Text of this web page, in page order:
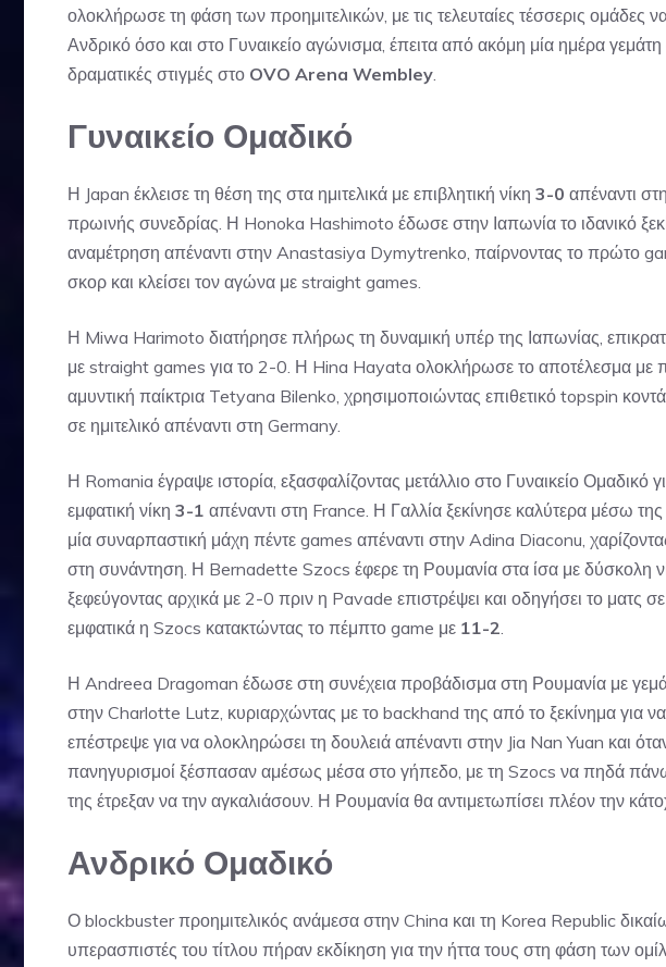
ολοκλήρωσε τη φάση των προημιτελικών, με τις τελευταίες τέσσερις ομάδες
Ανδρικό όσο και στο Γυναικείο αγώνισμα, έπειτα από ακόμη μία ημέρα
δραματικές στιγμές στο OVO Arena Wembley.
Γυναικείο Ομαδικό
Η Japan έκλεισε τη θέση της στα ημιτελικά με επιβλητική νίκη 3-0 απέναντι
πρωινής συνεδρίας. Η Honoka Hashimoto έδωσε στην Ιαπωνία το ιδανικό
αναμέτρηση απέναντι στην Anastasiya Dymytrenko, παίρνοντας το πρώτο
σκορ και κλείσει τον αγώνα με straight games.
Η Miwa Harimoto διατήρησε πλήρως τη δυναμική υπέρ της Ιαπωνίας,
με straight games για το 2-0. Η Hina Hayata ολοκλήρωσε το αποτέλεσμα με
αμυντική παίκτρια Tetyana Bilenko, χρησιμοποιώντας επιθετικό topspin κοντά
σε ημιτελικό απέναντι στη Germany.
Η Romania έγραψε ιστορία, εξασφαλίζοντας μετάλλιο στο Γυναικείο
εμφατική νίκη 3-1 απέναντι στη France. Η Γαλλία ξεκίνησε καλύτερα μέσω
μία συναρπαστική μάχη πέντε games απέναντι στην Adina Diaconu,
στη συνάντηση. Η Bernadette Szocs έφερε τη Ρουμανία στα ίσα με δύσκολη
ξεφεύγοντας αρχικά με 2-0 πριν η Pavade επιστρέψει και οδηγήσει το ματς
εμφατικά η Szocs κατακτώντας το πέμπτο game με 11-2.
Η Andreea Dragoman έδωσε στη συνέχεια προβάδισμα στη Ρουμανία με
στην Charlotte Lutz, κυριαρχώντας με το backhand της από το ξεκίνημα για να
επέστρεψε για να ολοκληρώσει τη δουλειά απέναντι στην Jia Nan Yuan και
πανηγυρισμοί ξέσπασαν αμέσως μέσα στο γήπεδο, με τη Szocs να πηδά
της έτρεξαν να την αγκαλιάσουν. Η Ρουμανία θα αντιμετωπίσει πλέον την
Ανδρικό Ομαδικό
Ο blockbuster προημιτελικός ανάμεσα στην China και τη Korea Republic
υπερασπιστές του τίτλου πήραν εκδίκηση για την ήττα τους στη φάση των